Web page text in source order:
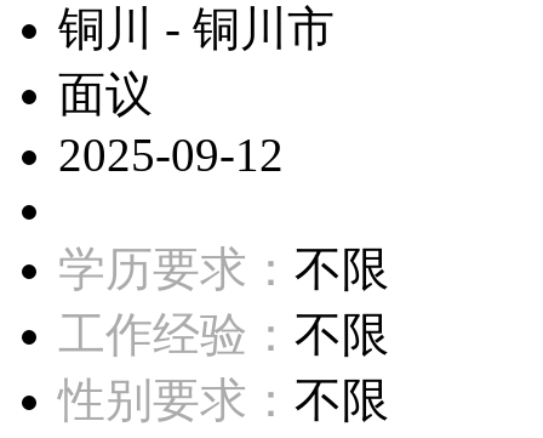
铜川 - 铜川市
面议
2025-09-12
学历要求： 不限
工作经验： 不限
性别要求： 不限